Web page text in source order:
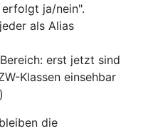
erfolgt ja/nein".
als Alias
erst jetzt sind
Klassen einsehbar
die